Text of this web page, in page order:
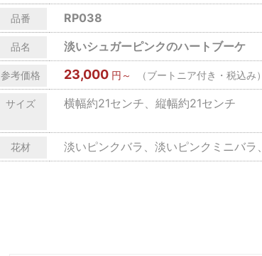
品番 RP038
品名 淡いシュガーピンクのハートブーケ
参考価格 23,000 円～ （ブートニア付き・税込み）
サイズ 横幅約21センチ、縦幅約21センチ
花材 淡いピンクバラ、淡いピンクミニバラ、